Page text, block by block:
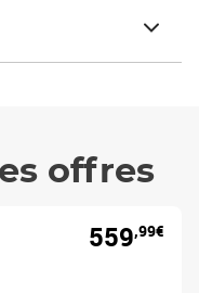
offres
559,99€